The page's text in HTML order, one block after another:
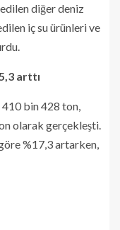
edilen diğer deniz
iç su ürünleri ve
arttı
bin 428 ton,
olarak gerçekleşti.
%17,3 artarken,